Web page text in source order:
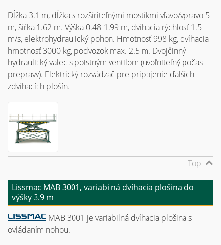
Dĺžka 3.1 m, dĺžka s rozšíriteľnými mostíkmi vľavo/vpravo 5
m, šířka 1.62 m. Výška 0.48-1.99 m, dvíhacia rýchlosť 1.5
m/s, elektrohydraulický pohon. Hmotnosť 998 kg, dvíhacia
hmotnosť 3000 kg, podvozok max. 2.5 m. Dvojčinný
hydraulický valec s poistným ventilom (uvoľniteľný počas
prepravy). Elektrický rozvádzač pre pripojenie ďalších
zdvíhacích plošín.
Top
Lissmac MAB 3001, variabilná dvíhacia plošina do
výšky 3.9 m
MAB 3001 je variabilná dvíhacia plošina s
ovládaním nohou.